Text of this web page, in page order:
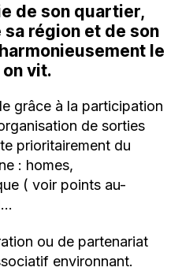
de son quartier,
sa région et de son
le
vit.
grâce à la participation
de sorties
prioritairement du
: homes,
( voir points au-
ou de partenariat
environnant.